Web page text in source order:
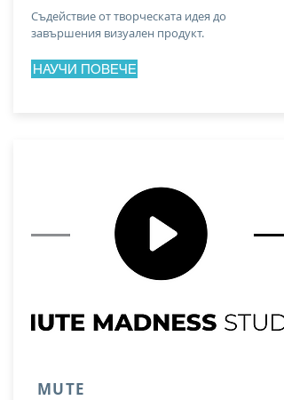
Съдействие от творческата идея до
завършения визуален продукт.
НАУЧИ ПОВЕЧЕ
MUTE